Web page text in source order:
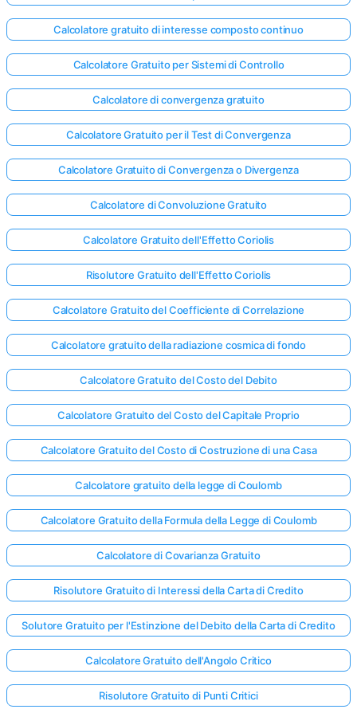
Calcolatore gratuito di interesse composto continuo
Calcolatore Gratuito per Sistemi di Controllo
Calcolatore di convergenza gratuito
Calcolatore Gratuito per il Test di Convergenza
Calcolatore Gratuito di Convergenza o Divergenza
Calcolatore di Convoluzione Gratuito
Calcolatore Gratuito dell'Effetto Coriolis
Risolutore Gratuito dell'Effetto Coriolis
Calcolatore Gratuito del Coefficiente di Correlazione
Calcolatore gratuito della radiazione cosmica di fondo
Calcolatore Gratuito del Costo del Debito
Calcolatore Gratuito del Costo del Capitale Proprio
Calcolatore Gratuito del Costo di Costruzione di una Casa
Calcolatore gratuito della legge di Coulomb
Calcolatore Gratuito della Formula della Legge di Coulomb
Calcolatore di Covarianza Gratuito
Risolutore Gratuito di Interessi della Carta di Credito
Solutore Gratuito per l'Estinzione del Debito della Carta di Credito
Calcolatore Gratuito dell'Angolo Critico
Risolutore Gratuito di Punti Critici